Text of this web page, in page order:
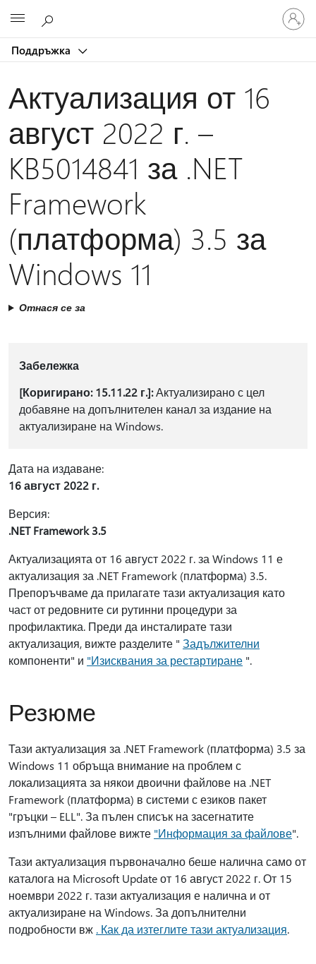
Поддръжка
Влезте
във
вашия
Актуализация от 16
август 2022 г. –
KB5014841 за .NET
Framework
(платформа) 3.5 за
Windows 11
Отнася се за
Забележка
[Коригирано: 15.11.22 г.]:Актуализирано с цел
добавяне на допълнителен канал за издание на
актуализиране на Windows.
Дата на издаване:
16 август 2022 г.
Версия:
.NET Framework 3.5
Актуализацията от 16 август 2022 г. за Windows 11 е
актуализация за .NET Framework (платформа) 3.5.
Препоръчваме да прилагате тази актуализация като
част от редовните си рутинни процедури за
профилактика. Преди да инсталирате тази
актуализация, вижте разделите " Задължителни
компоненти" и "Изисквания за рестартиране ".
Резюме
Тази актуализация за .NET Framework (платформа) 3.5 за
Windows 11 обръща внимание на проблем с
локализацията за някои двоични файлове на .NET
Framework (платформа) в системи с езиков пакет
"гръцки – ELL". За пълен списък на засегнатите
изпълними файлове вижте "Информация за файлове".
Тази актуализация първоначално беше налична само от
каталога на Microsoft Update от 16 август 2022 г. От 15
ноември 2022 г. тази актуализация е налична и от
актуализиране на Windows. За допълнителни
подробности вж . Как да изтеглите тази актуализация.